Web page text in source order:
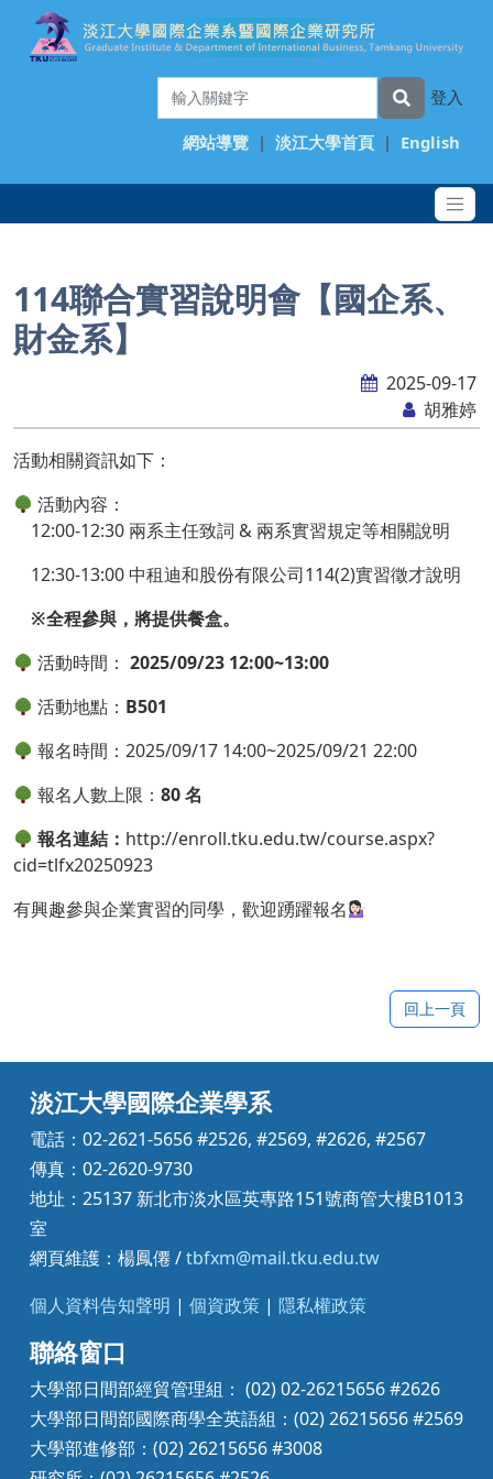
登入
網站導覽 | 淡江大學首頁 | English
114聯合實習說明會【國企系、
財金系】
2025-09-17
胡雅婷
活動相關資訊如下：
活動內容：
12:00-12:30 兩系主任致詞 & 兩系實習規定等相關說明
12:30-13:00 中租迪和股份有限公司114(2)實習徵才說明
※全程參與，將提供餐盒。
活動時間：2025/09/23 12:00~13:00
活動地點： B501
報名時間：2025/09/17 14:00~2025/09/21 22:00
報名人數上限：80 名
報名連結： http://enroll.tku.edu.tw/course.aspx?
cid=tlfx20250923
有興趣參與企業實習的同學，歡迎踴躍報名
回上一頁
淡江大學國際企業學系
電話：02-2621-5656 #2526, #2569, #2626, #2567
傳真：02-2620-9730
地址：25137 新北市淡水區英專路151號商管大樓B1013
室
網頁維護：楊鳳僊 /tbfxm@mail.tku.edu.tw
個人資料告知聲明 | 個資政策 | 隱私權政策
聯絡窗口
大學部日間部經貿管理組： (02) 02-26215656 #2626
大學部日間部國際商學全英語組：(02) 26215656 #2569
大學部進修部：(02) 26215656 #3008